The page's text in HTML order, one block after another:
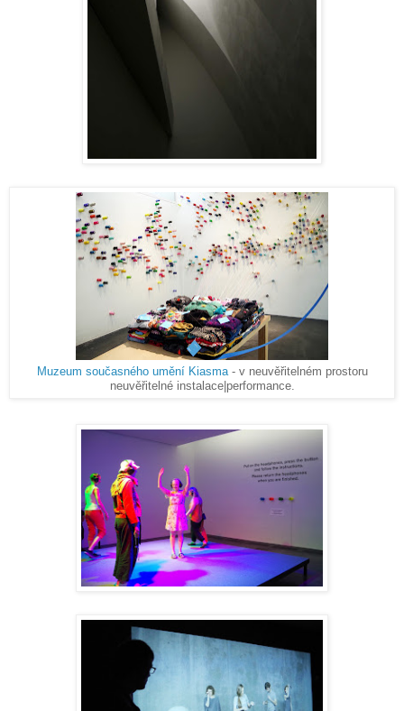
Muzeum současného umění Kiasma- v neuvěřitelném prostoru
neuvěřitelné instalace|performance.